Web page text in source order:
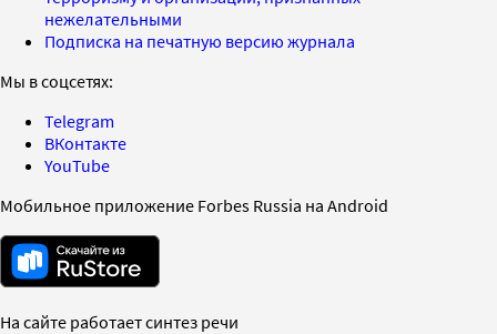
нежелательными
Подписка на печатную версию журнала
Мы в соцсетях:
Telegram
ВКонтакте
YouTube
Мобильное приложение Forbes Russia на Android
На сайте работает синтез речи